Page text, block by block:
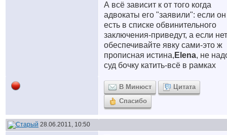
А всё зависит к от того когда
адвокаты его "заявили": если он
есть в списке обвинительного
заключения-приведут, а если
обеспечивайте явку сами-это ж
прописная истина, Elena, не
суд бочку катить-всё в рамках
В Минюст
Цитата
Спасибо
28.06.2011, 10:50